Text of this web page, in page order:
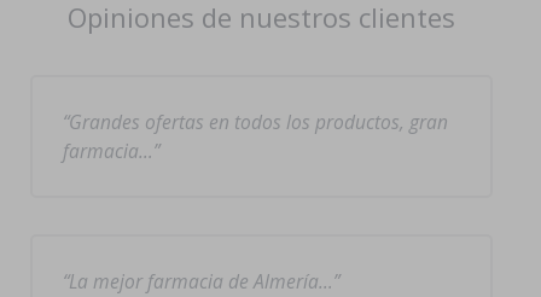
Opiniones de nuestros clientes
Grandes ofertas en todos los productos, gran
farmacia…
La mejor farmacia de Almería…